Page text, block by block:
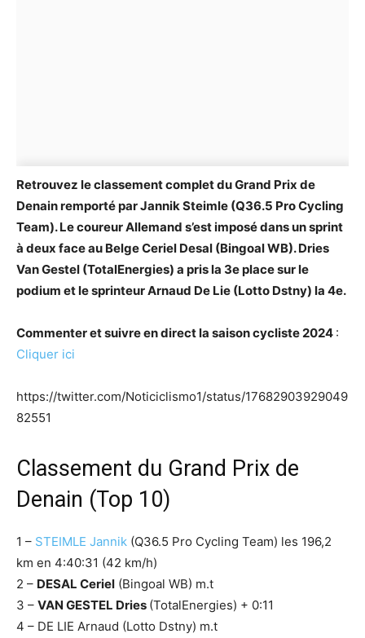
Retrouvez le classement complet du Grand Prix de
Denain remporté par Jannik Steimle (Q36.5 Pro Cycling
Team). Le coureur Allemand s’est imposé dans un sprint
à deux face au Belge Ceriel Desal (Bingoal WB). Dries
Van Gestel (TotalEnergies) a pris la 3e place sur le
podium et le sprinteur Arnaud De Lie (Lotto Dstny) la 4e.
Commenter et suivre en direct la saison cycliste 2024 :
Cliquer ici
https://twitter.com/Noticiclismo1/status/17682903929049
82551
Classement du Grand Prix de
Denain (Top 10)
1 – STEIMLE Jannik (Q36.5 Pro Cycling Team) les 196,2
km en 4:40:31 (42 km/h)
2 – DESAL Ceriel (Bingoal WB) m.t
3 – VAN GESTEL Dries (TotalEnergies) + 0:11
4 – DE LIE Arnaud (Lotto Dstny) m.t